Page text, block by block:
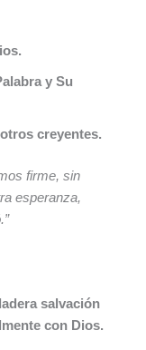
y Su
creyentes.
firme, sin
esperanza,
salvación
con Dios.